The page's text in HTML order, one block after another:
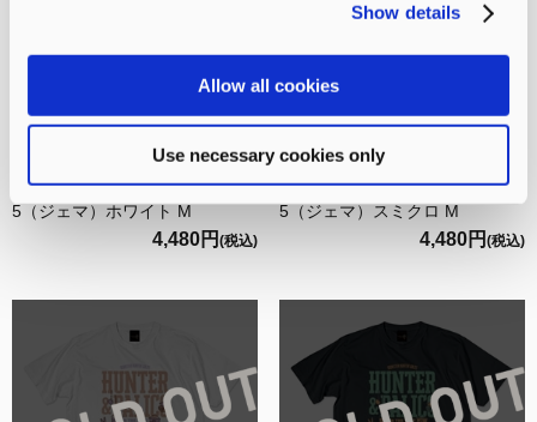
Show details
Allow all cookies
Use necessary cookies only
『モンスターハンターワイル
ズ』シーンイラストTシャツ
5（ジェマ）ホワイト M
4,480円 (税込)
『モンスターハンターワイル
ズ』シーンイラストTシャツ
5（ジェマ）スミクロ M
4,480円 (税込)